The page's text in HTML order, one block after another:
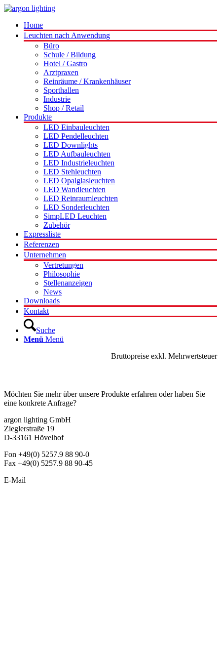
Home
Leuchten nach Anwendung
Büro
Schule / Bildung
Hotel / Gastro
Arztpraxen
Reinräume / Krankenhäuser
Sporthallen
Industrie
Shop / Retail
Produkte
LED Einbauleuchten
LED Pendelleuchten
LED Downlights
LED Aufbauleuchten
LED Industrieleuchten
LED Stehleuchten
LED Opalglasleuchten
LED Wandleuchten
LED Reinraumleuchten
LED Sonderleuchten
SimpLED Leuchten
Zubehör
Expressliste
Referenzen
Unternehmen
Vertretungen
Philosophie
Stellenanzeigen
News
Downloads
Kontakt
Suche
Menü Menü
Bruttopreise exkl. Mehrwertsteuer
Möchten Sie mehr über unsere Produkte erfahren oder haben Sie
eine konkrete Anfrage?
argon lighting GmbH
Zieglerstraße 19
D-33161 Hövelhof
Fon +49(0) 5257.9 88 90-0
Fax +49(0) 5257.9 88 90-45
E-Mail